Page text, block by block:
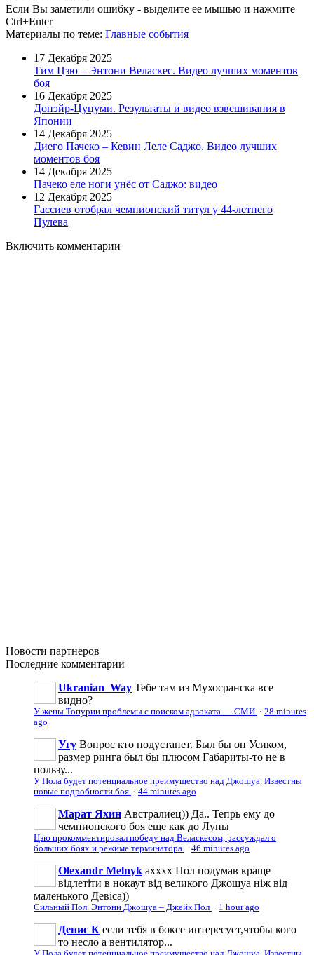
Если Вы заметили ошибку - выделите ее мышью и нажмите
Ctrl+Enter
Материалы по теме: Главные события
17 Декабря 2025
Тим Цзю – Энтони Веласкес. Видео лучших моментов
боя
16 Декабря 2025
Донэйр-Цуцуми. Результаты и видео взвешивания в
Японии
14 Декабря 2025
Диего Пачеко – Кевин Леле Саджо. Видео лучших
моментов боя
14 Декабря 2025
Пачеко еле ноги унёс от Саджо: видео
12 Декабря 2025
Гассиев отобрал чемпионский титул у 44-летнего
Пулева
Включить комментарии
Новости партнеров
Последние комментарии
Ukranian_Way Тебе там из Мухосранска все
видно?
У жены Топурии проблемы с поиском адвоката — СМИ · 28 minutes
ago
Угу Вопрос кто подустанет. Был бы он Усиком,
размер ринга был бы плюсом Габариты-то не в
пользу...
У Пола будет потенциальное преимущество над Джошуа. Известны
новые подробности боя · 44 minutes ago
Марат Яхин Австралиец)) Да.. Тепрь ему до
чемпионского боя еще как до Луны
Цзю прокомментировал победу над Веласкесом, рассуждал о
больших боях и режиме терминатора · 46 minutes ago
Olexandr Melnyk ахххх Пол подумав краще
відлетіти в нокаут від великого Джошуа ніж від
маленького Девіса))
Сильный Пол. Энтони Джошуа – Джейк Пол · 1 hour ago
Денис К если тебя в боксе интересует,чтобы кого
то несло а вентилятор...